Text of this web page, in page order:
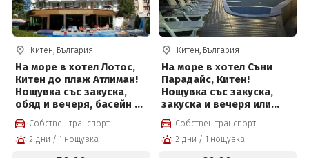
Китен, България
На море в хотел Лотос,
Китен до плаж Атлиман!
Нощувка със закуска,
обяд и вечеря, басейн и
паркинг на цени от 50 €
на човек
Собствен транспорт
2 дни / 1 нощувка
Китен, България
На море в хотел Съни
Парадайс, Китен!
Нощувка със закуска,
закуска и вечеря или
пълен пансион + паркинг
и външен басейн на цени
от 20 € на човек
Собствен транспорт
2 дни / 1 нощувка